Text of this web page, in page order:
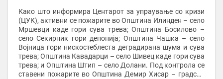
Како што информира Центарот за упраување со кризи
(ЦУК), активни се пожарите во Општина Илинден – село
Мршевци каде гори сува трева; Општина Босилово –
село Секирник гори депонија; Општина Чашка – село
Војница гори нискостеблеста деградирана шума и сува
трева; Општина Кавадарци – село Шивец каде гори сува
трева; и Општина Штип – село Долани. Под контрола се
ставени пожарите во Општина Демир Хисар – градска